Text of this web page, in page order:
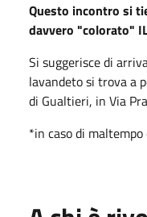
Questo incontro si
davvero "colorato"
Si suggerisce di
lavandeto si trova a
di Gualtieri, in Via
*in caso di